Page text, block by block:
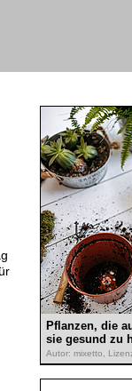
Pflanzen, die
sie gesund zu
Autor: mixetto,